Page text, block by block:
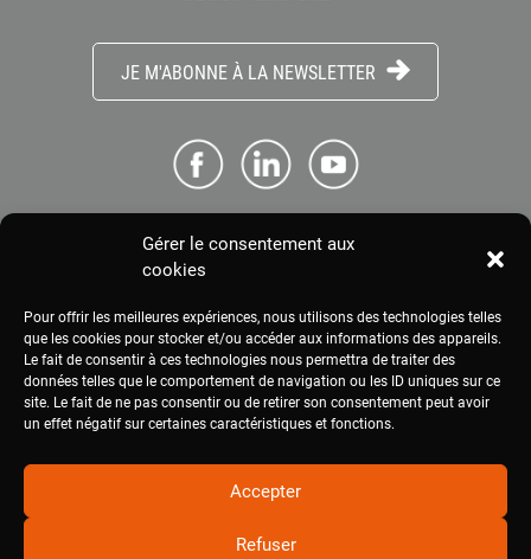
Gérer le consentement aux
cookies
Pour offrir les meilleures expériences, nous utilisons des technologies telles
que les cookies pour stocker et/ou accéder aux informations des appareils.
Le fait de consentir à ces technologies nous permettra de traiter des
données telles que le comportement de navigation ou les ID uniques sur ce
site. Le fait de ne pas consentir ou de retirer son consentement peut avoir
un effet négatif sur certaines caractéristiques et fonctions.
Accepter
Refuser
JE M'ABONNE À LA NEWSLETTER
ME CONNECTER
ESPACE PRESSE
MENTIONS LÉGALES